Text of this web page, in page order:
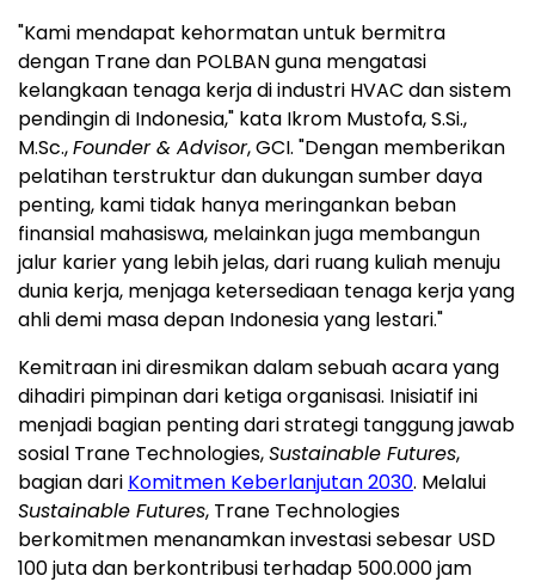
"Kami mendapat kehormatan untuk bermitra
dengan Trane dan POLBAN guna mengatasi
kelangkaan tenaga kerja di industri HVAC dan sistem
pendingin di Indonesia," kata Ikrom Mustofa, S.Si.,
M.Sc.,Founder & Advisor, GCI. "Dengan memberikan
pelatihan terstruktur dan dukungan sumber daya
penting, kami tidak hanya meringankan beban
finansial mahasiswa, melainkan juga membangun
jalur karier yang lebih jelas, dari ruang kuliah menuju
dunia kerja, menjaga ketersediaan tenaga kerja yang
ahli demi masa depan Indonesiayang lestari."
Kemitraan ini diresmikan dalam sebuah acara yang
dihadiri pimpinan dari ketiga organisasi. Inisiatif ini
menjadi bagian penting dari strategi tanggung jawab
sosial Trane Technologies,Sustainable Futures,
bagian dari Komitmen Keberlanjutan 2030. Melalui
Sustainable Futures, Trane Technologies
berkomitmen menanamkan investasi sebesar USD
100juta dan berkontribusi terhadap 500.000 jam